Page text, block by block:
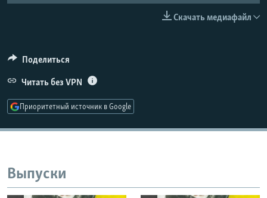
СОЦИАЛЬНЫЕ СЕТИ
Скачать медиафайл
Поделиться
Читать без VPN
Приоритетный источник в Google
Выпуски